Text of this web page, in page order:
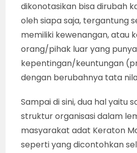
dikonotasikan bisa dirubah
oleh siapa saja, tergantung
memiliki kewenangan, atau
orang/pihak luar yang punya
kepentingan/keuntungan
dengan berubahnya tata
Sampai di sini, dua hal yaitu
struktur organisasi dalam
masyarakat adat Keraton
seperti yang dicontohkan